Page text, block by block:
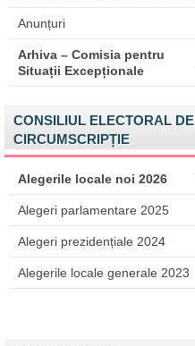
Anunțuri
Arhiva – Comisia pentru
Situații Excepționale
CONSILIUL ELECTORAL DE
CIRCUMSCRIPȚIE
Alegerile locale noi 2026
Alegeri parlamentare 2025
Alegeri prezidențiale 2024
Alegerile locale generale 2023